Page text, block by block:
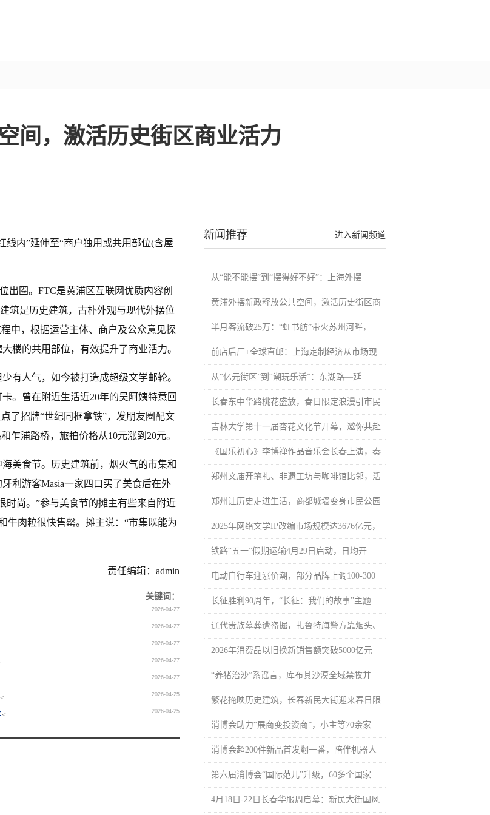
间，激活历史街区商业活力
内”延伸至“商户独用或共用部位(含屋
出圈。FTC是黄浦区互联网优质内容创
筑是历史建筑，古朴外观与现代外摆位
中，根据运营主体、商户及公众意见探
楼的共用部位，有效提升了商业活力。
有人气，如今被打造成超级文学邮轮。
。曾在附近生活近20年的吴阿姨特意回
了招牌“世纪同框拿铁”，发朋友圈配文
乍浦路桥，旅拍价格从10元涨到20元。
美食节。历史建筑前，烟火气的市集和
利游客Masia一家四口买了美食后在外
时尚。”参与美食节的摊主有些来自附近
牛肉粒很快售罄。摊主说：“市集既能为
责任编辑：admin
关键词：
2026-04-27
2026-04-27
2026-04-27
2026-04-27
2026-04-27
< 2026-04-25
< 2026-04-25
进入新闻频道
新闻推荐
从“能不能摆”到“摆得好不好”：上海外摆
黄浦外摆新政释放公共空间，激活历史街区商
半月客流破25万：“虹书舫”带火苏州河畔，
前店后厂+全球直邮：上海定制经济从市场现
从“亿元街区”到“潮玩乐活”：东湖路—延
长春东中华路桃花盛放，春日限定浪漫引市民
吉林大学第十一届杏花文化节开幕，邀你共赴
《国乐初心》李博禅作品音乐会长春上演，奏
郑州文庙开笔礼、非遗工坊与咖啡馆比邻，活
郑州让历史走进生活，商都城墙变身市民公园
2025年网络文学IP改编市场规模达3676亿元，
铁路“五一”假期运输4月29日启动，日均开
电动自行车迎涨价潮，部分品牌上调100-300
长征胜利90周年，“长征：我们的故事”主题
辽代贵族墓葬遭盗掘，扎鲁特旗警方靠烟头、
2026年消费品以旧换新销售额突破5000亿元
“养猪治沙”系谣言，库布其沙漠全域禁牧并
繁花掩映历史建筑，长春新民大街迎来春日限
消博会助力“展商变投资商”，小主等70余家
消博会超200件新品首发翻一番，陪伴机器人
第六届消博会“国际范儿”升级，60多个国家
4月18日-22日长春华服周启幕：新民大街国风